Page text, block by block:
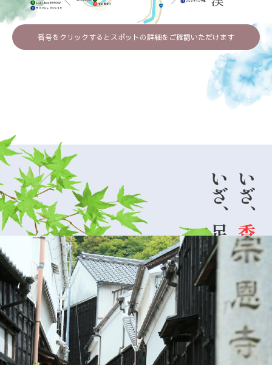
番号をクリックするとスポットの詳細をご確認いただけます
いざ、
香嵐渓。
いざ、足助。